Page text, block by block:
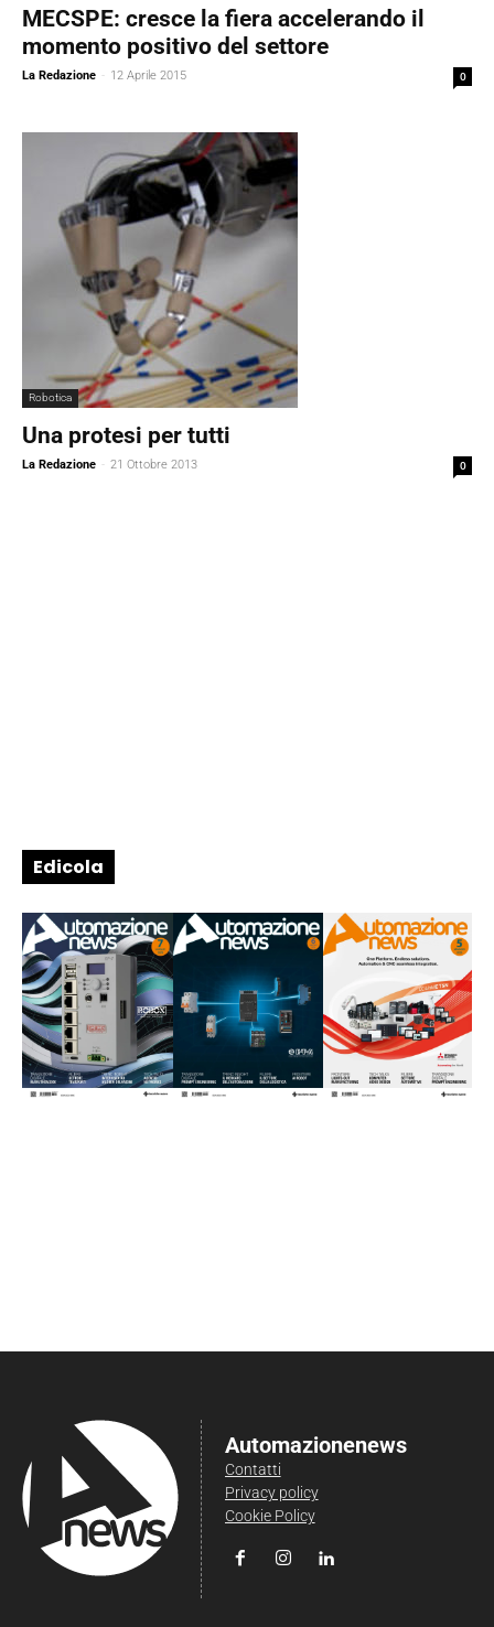
MECSPE: cresce la fiera accelerando il
momento positivo del settore
La Redazione - 12 Aprile 2015 0
Robotica
Una protesi per tutti
La Redazione - 21 Ottobre 2013 0
Edicola
Automazionenews
Contatti
Privacy policy
Cookie Policy